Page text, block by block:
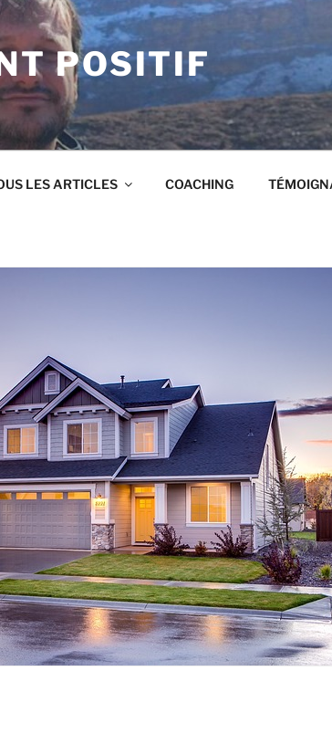
POSITIF
LES ARTICLES COACHING